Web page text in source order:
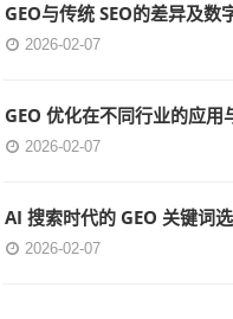
GEO与传统 SEO的差异及数
2026-02-07
GEO 优化在不同行业的应用
2026-02-07
AI 搜索时代的 GEO 关键词
2026-02-07